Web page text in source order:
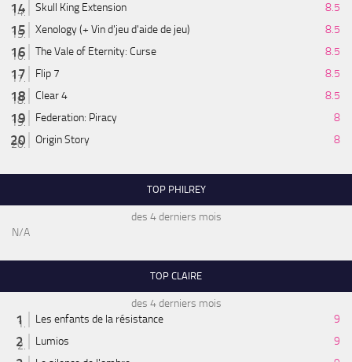
Skull King Extension
8.5
Xenology (+ Vin d'jeu d'aide de jeu)
8.5
The Vale of Eternity: Curse
8.5
Flip 7
8.5
Clear 4
8.5
Federation: Piracy
8
Origin Story
8
TOP PHILREY
des 4 derniers mois
N/A
TOP CLAIRE
des 4 derniers mois
Les enfants de la résistance
9
Lumios
9